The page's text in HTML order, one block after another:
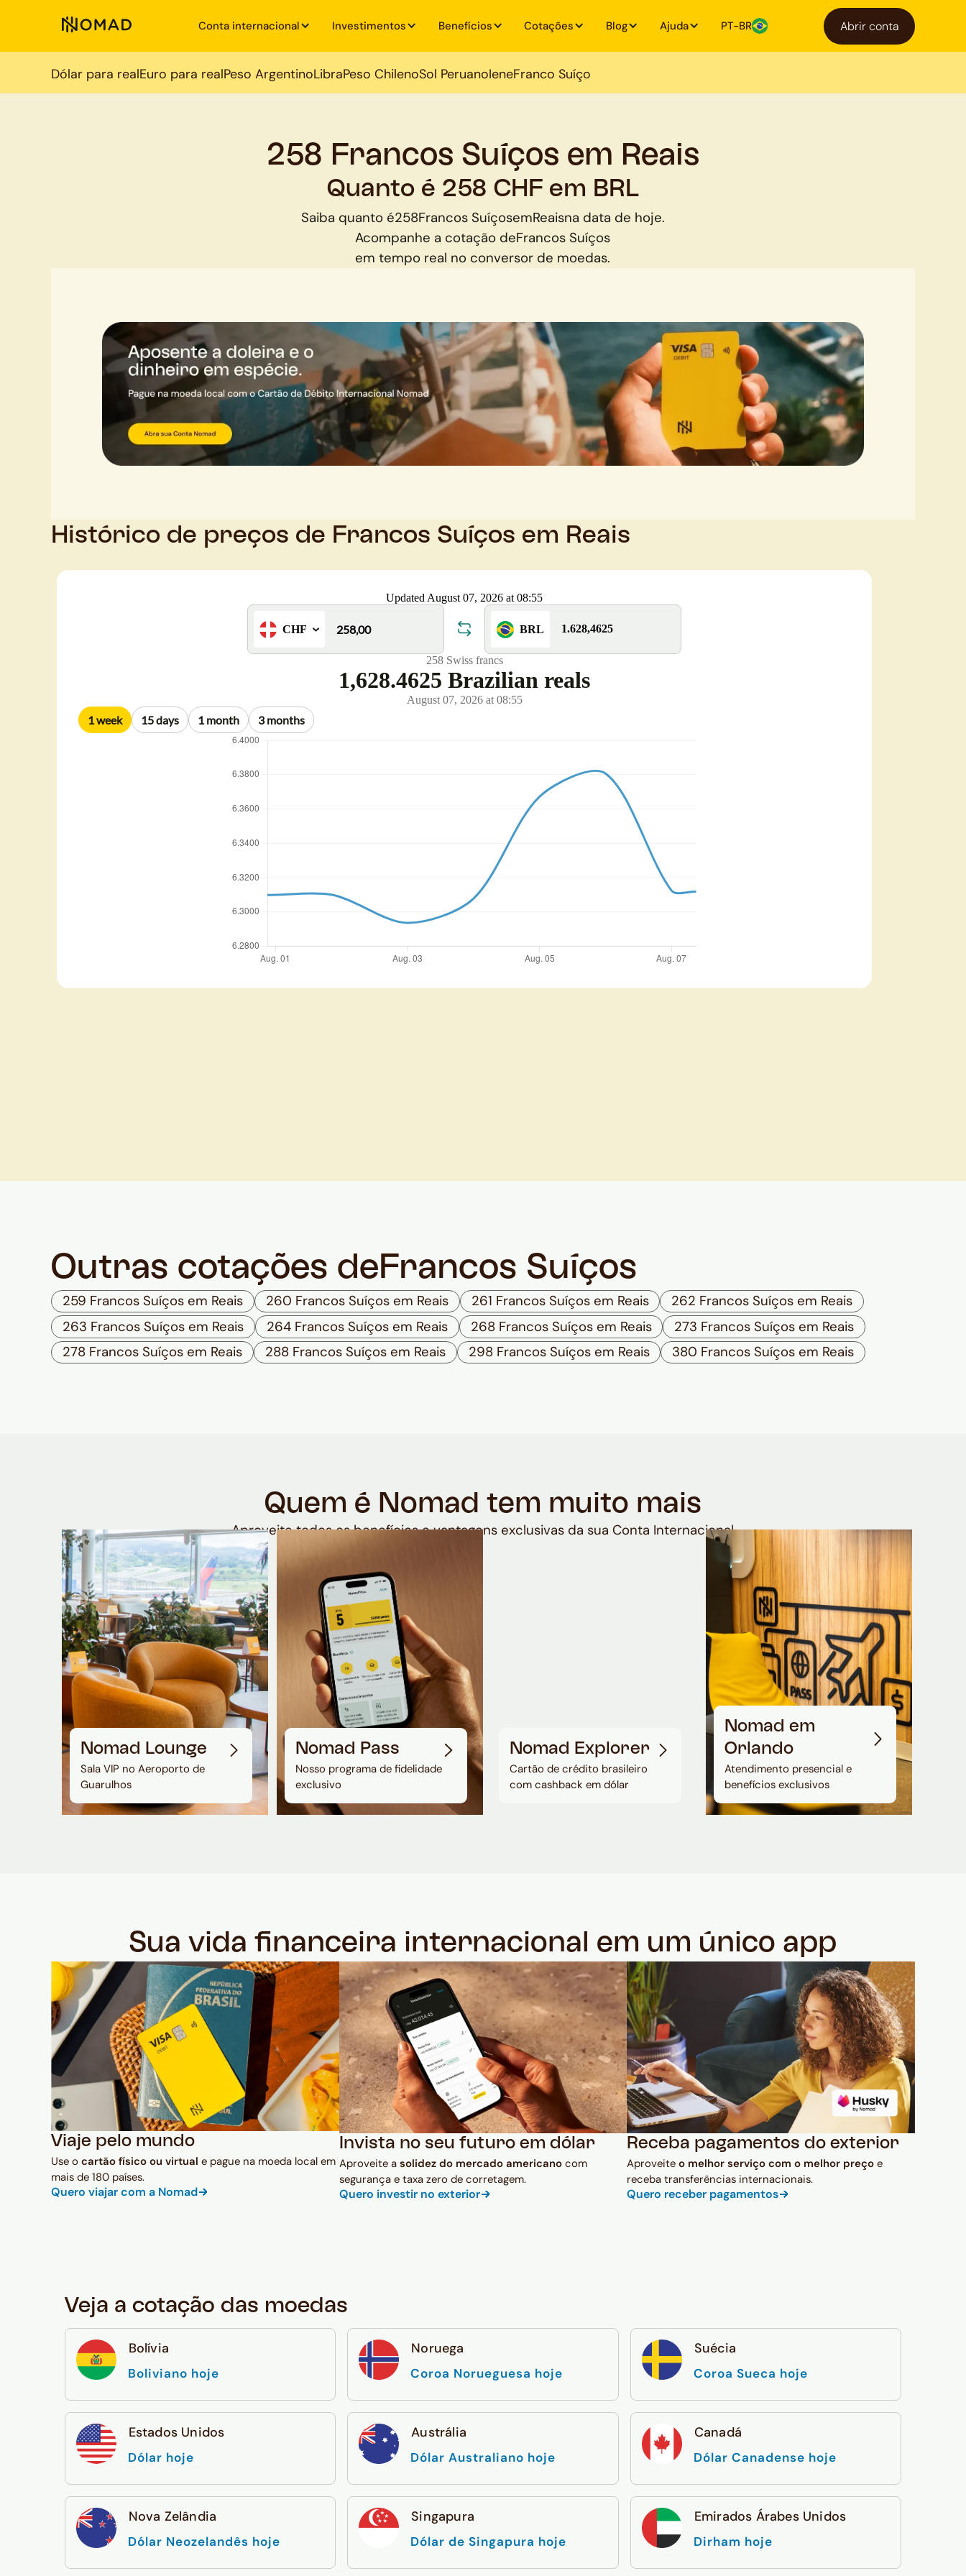
Conta internacional Investimentos Benefícios Cotações Blog Ajuda PT-BR Abrir conta
Dólar para realEuro para realPeso ArgentinoLibraPeso ChilenoSol PeruanoIeneFranco Suíço
258 Francos Suíços em Reais
Quanto é 258 CHF em BRL
Saiba quanto é258Francos SuíçosemReaisna data de hoje.
Acompanhe a cotação deFrancos Suíços
em tempo real no conversor de moedas.
Histórico de preços de Francos Suíços em Reais
Outras cotações de Francos Suíços
259 Francos Suíços em Reais 260 Francos Suíços em Reais 261 Francos Suíços em Reais
262 Francos Suíços em Reais
263 Francos Suíços em Reais
264 Francos Suíços em Reais 268 Francos Suíços em Reais
273 Francos Suíços em Reais
278 Francos Suíços em Reais
288 Francos Suíços em Reais 298 Francos Suíços em Reais 380 Francos Suíços em Reais
Quem é Nomad tem muito mais
Aproveite todos os benefícios e vantagens exclusivas da sua Conta Internacional
Nomad Lounge
Sala VIP no Aeroporto de
Guarulhos
Nomad Pass
Nosso programa de fidelidade
exclusivo
Nomad Explorer
Cartão de crédito brasileiro
com cashback em dólar
Nomad em
Orlando
Atendimento presencial e
benefícios exclusivos
Sua vida financeira internacional em um único app
Viaje pelo mundo
Use o cartão físico ou virtual e pague na moeda local em
mais de 180 países.
Quero viajar com a Nomad
Invista no seu futuro em dólar
Aproveite a solidez do mercado americanocom
segurança e taxa zero de corretagem.
Quero investir no exterior
Receba pagamentos do exterior
Aproveiteo melhor serviço com o melhor preço e
receba transferências internacionais.
Quero receber pagamentos
Veja a cotação das moedas
Bolívia
Boliviano hoje
Noruega
Coroa Norueguesa hoje
Suécia
Coroa Sueca hoje
Estados Unidos
Dólar hoje
Austrália
Dólar Australiano hoje
Canadá
Dólar Canadense hoje
Nova Zelândia
Dólar Neozelandês hoje
Singapura
Dólar de Singapura hoje
Emirados Árabes Unidos
Dirham hoje